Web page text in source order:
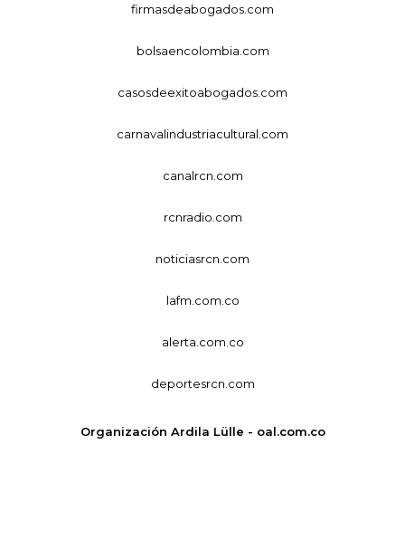
firmasdeabogados.com
bolsaencolombia.com
casosdeexitoabogados.com
carnavalindustriacultural.com
canalrcn.com
rcnradio.com
noticiasrcn.com
lafm.com.co
alerta.com.co
deportesrcn.com
Organización Ardila Lülle - oal.com.co